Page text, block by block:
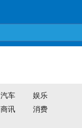
汽车
娱乐
商讯
消费